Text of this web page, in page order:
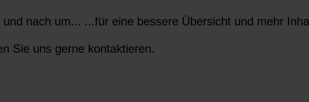
nach um... ...für eine bessere Übersicht und mehr
Sie uns gerne kontaktieren.